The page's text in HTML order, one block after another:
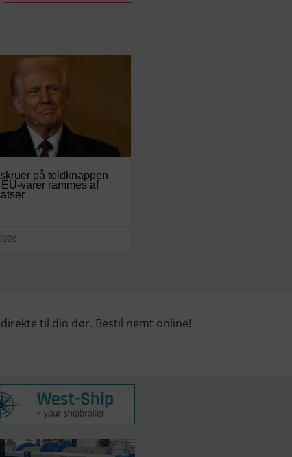
på toldknappen
varer rammes af
til din dør. Bestil nemt online!